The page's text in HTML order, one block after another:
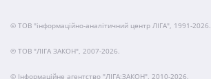
© ТОВ "інформаційно-аналітичний центр ЛІГА", 1991-2026.
© ТОВ "ЛІГА ЗАКОН", 2007-2026.
© Інформаційне агентство "ЛІГА:ЗАКОН", 2010-2026.